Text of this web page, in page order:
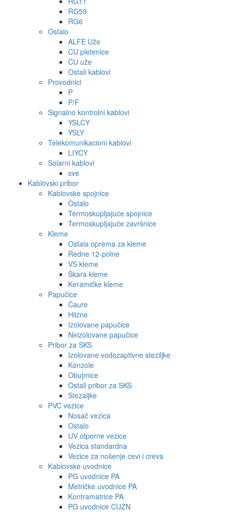
RG59
RG6
Ostalo
ALFE Uže
CU pletenice
CU uže
Ostali kablovi
Provodnici
P
P/F
Signalno kontrolni kablovi
YSLCY
YSLY
Telekomunikacioni kablovi
LIYCY
Solarni kablovi
sve
Kablovski pribor
Kablovske spojnice
Ostalo
Termoskupljajuće spojnice
Termoskupljajuće završnice
Kleme
Ostala oprema za kleme
Redne 12-polne
VS kleme
Škara kleme
Keramičke kleme
Papučice
Čaure
Hilzne
Izolovane papučice
Neizolovane papučice
Pribor za SKS
Izolovane vodozaptivne steziljke
Konzole
Obujmice
Ostali pribor za SKS
Stezaljke
PVC vezice
Nosač vezica
Ostalo
UV otporne vezice
Vezica standardna
Vezice za nošenje cevi i creva
Kablovske uvodnice
PG uvodnice PA
Metričke uvodnice PA
Kontramatrice PA
PG uvodnice CUZN